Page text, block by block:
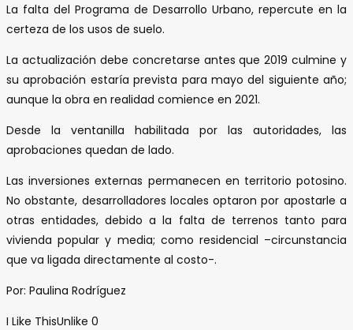
La falta del Programa de Desarrollo Urbano, repercute en la
certeza de los usos de suelo.
La actualización debe concretarse antes que 2019 culmine y
su aprobación estaría prevista para mayo del siguiente año;
aunque la obra en realidad comience en 2021.
Desde la ventanilla habilitada por las autoridades, las
aprobaciones quedan de lado.
Las inversiones externas permanecen en territorio potosino.
No obstante, desarrolladores locales optaron por apostarle a
otras entidades, debido a la falta de terrenos tanto para
vivienda popular y media; como residencial –circunstancia
que va ligada directamente al costo-.
Por: Paulina Rodríguez
I Like ThisUnlike 0